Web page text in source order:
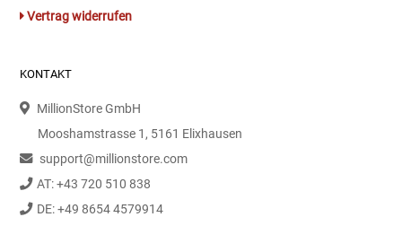
Vertrag widerrufen
KONTAKT
MillionStore GmbH
Mooshamstrasse 1, 5161 Elixhausen
support@millionstore.com
AT: +43 720 510 838
DE: +49 8654 4579914